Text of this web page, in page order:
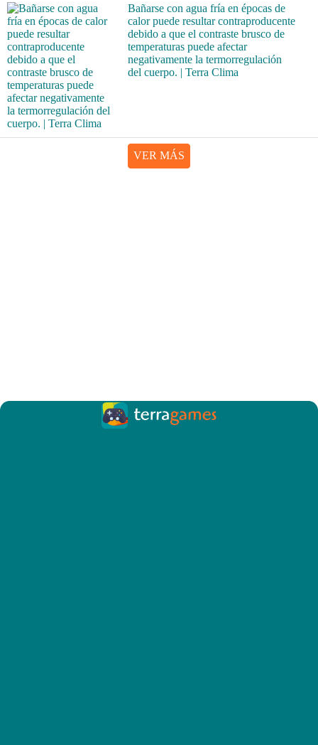
Bañarse con agua fría en épocas de
calor puede resultar contraproducente
debido a que el contraste brusco de
temperaturas puede afectar
negativamente la termorregulación
del cuerpo. | Terra Clima
VER MÁS